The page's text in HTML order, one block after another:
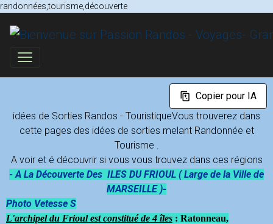
randonnées,tourisme,découverte
Copier pour IA
idées de Sorties Randos - TouristiqueVous trouverez dans
cette pages des idées de sorties melant Randonnée et
Tourisme .
A voir et é découvrir si vous vous trouvez dans ces régions
- A La Découverte Des ILES DU FRIOUL ( Large de la Ville de
MARSEILLE )-
Photo Vetesse S
L'archipel du Frioul est constitué de 4 îles : Ratonneau,